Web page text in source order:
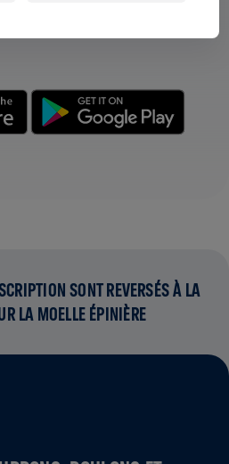
SONT REVERSÉS À LA
LA MOELLE ÉPINIÈRE